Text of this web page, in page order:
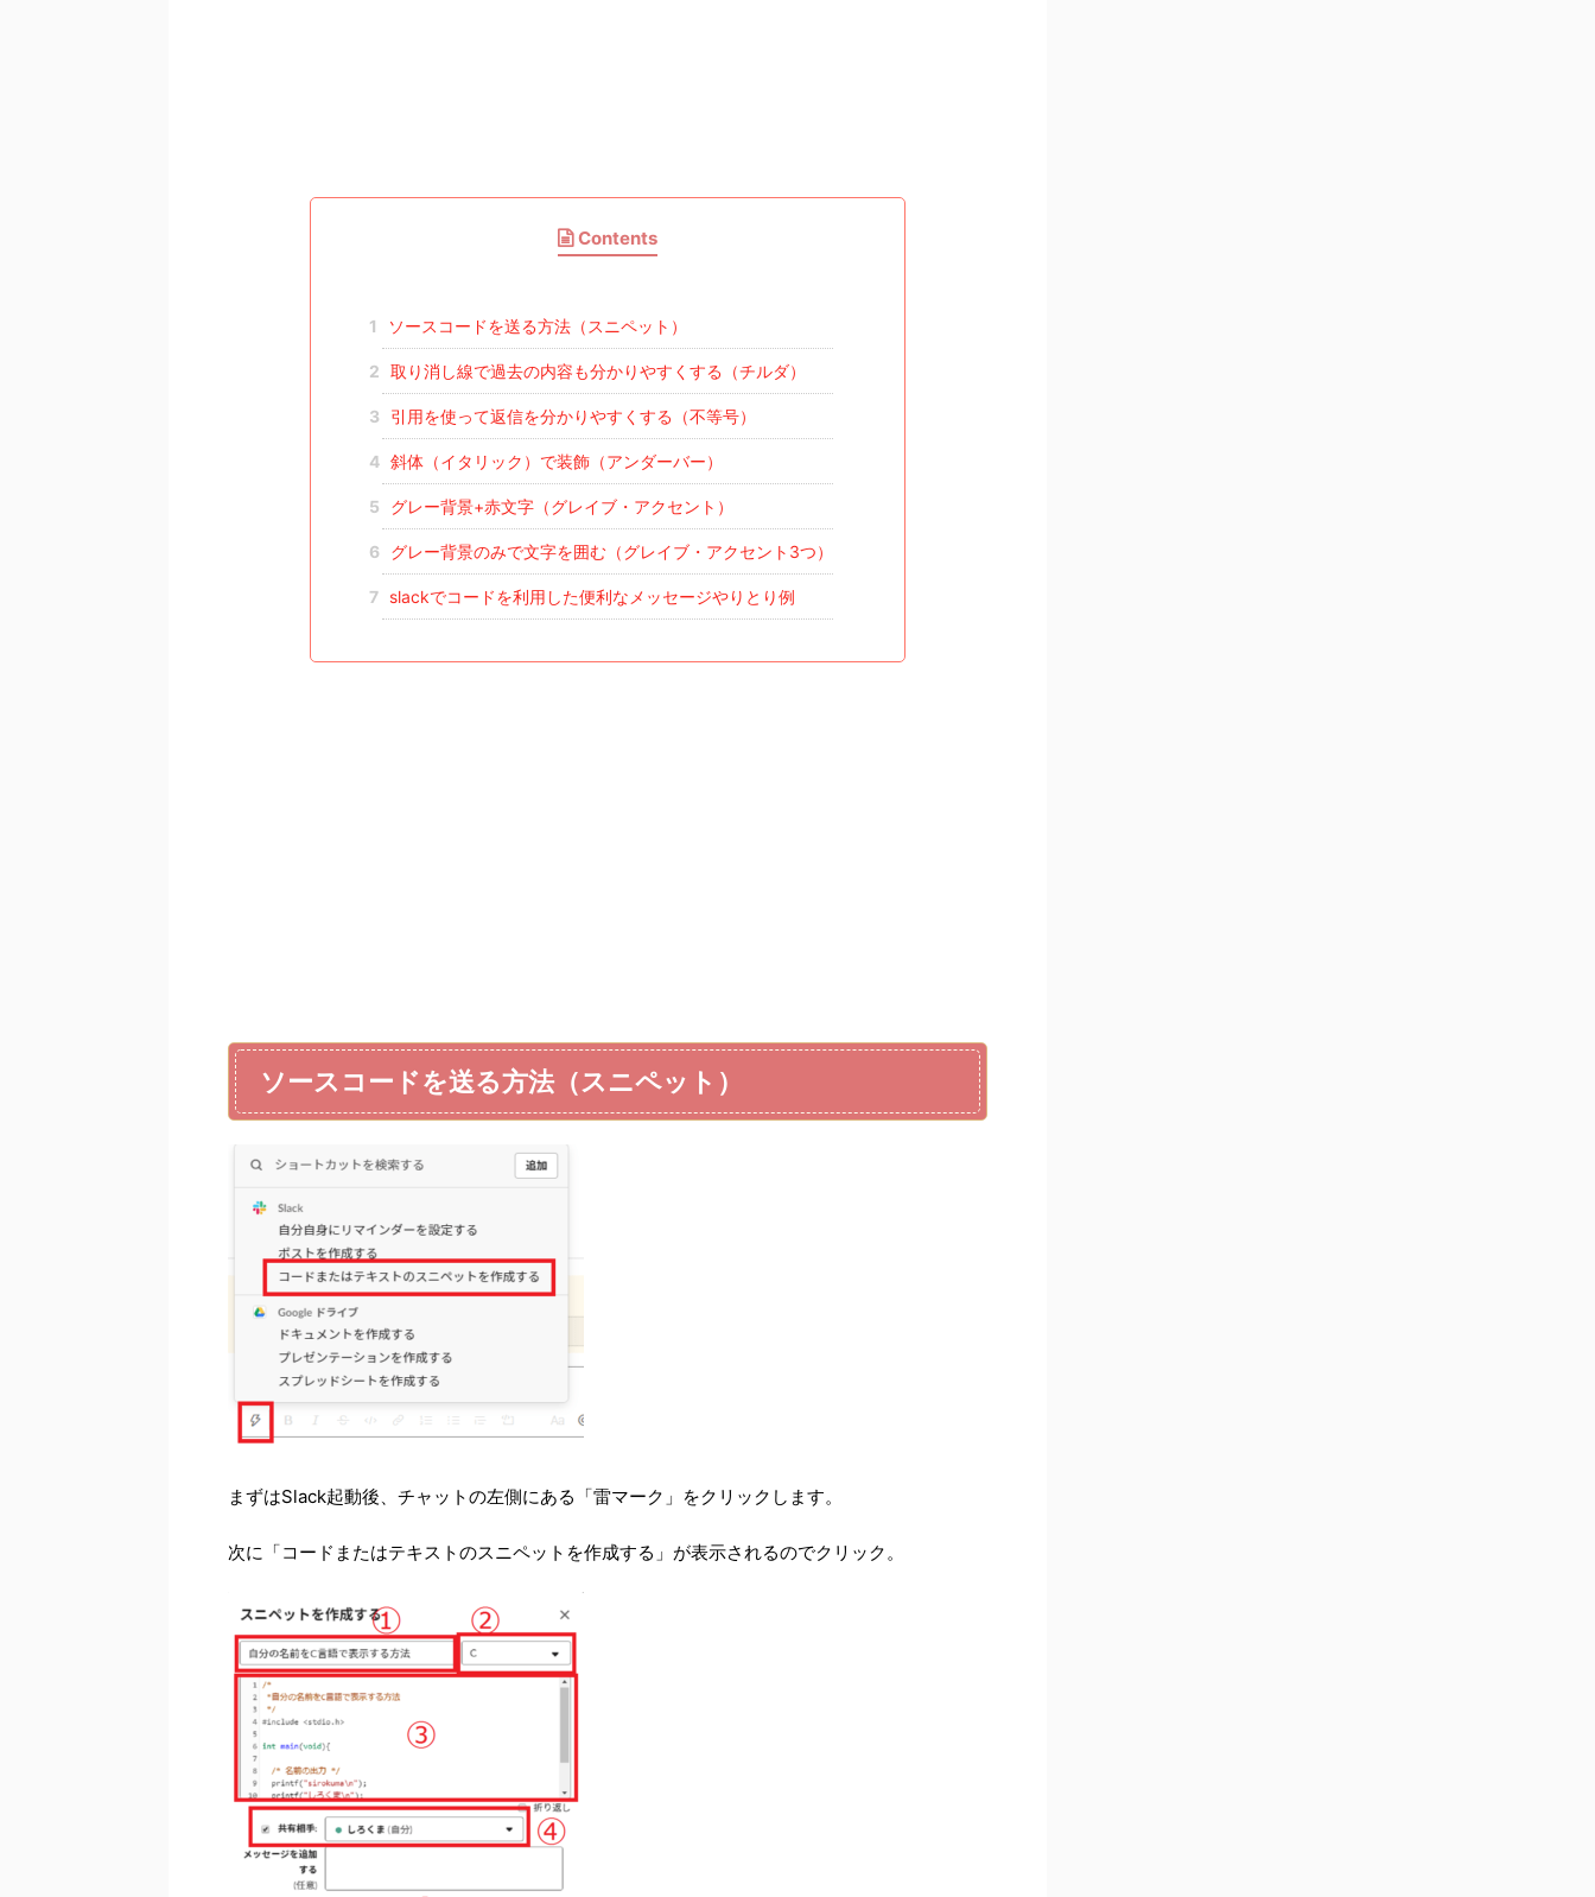
Contents
1 ソースコードを送る方法（スニペット）
2 取り消し線で過去の内容も分かりやすくする（チルダ）
3 引用を使って返信を分かりやすくする（不等号）
4 斜体（イタリック）で装飾（アンダーバー）
5 グレー背景+赤文字（グレイブ・アクセント）
6 グレー背景のみで文字を囲む（グレイブ・アクセント3つ）
7 slackでコードを利用した便利なメッセージやりとり例
ソースコードを送る方法（スニペット）
まずはSlack起動後、チャットの左側にある「雷マーク」をクリックします。
次に「コードまたはテキストのスニペットを作成する」が表示されるのでクリック。